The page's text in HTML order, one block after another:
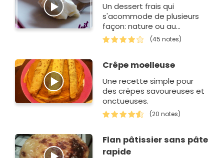
Un dessert frais qui
s'acommode de plusieurs
façon: nature ou au
caramel ! C'est selon vos
goûts...
(45 notes)
Crêpe moelleuse
Une recette simple pour
des crêpes savoureuses et
onctueuses.
(20 notes)
Flan pâtissier sans pâte
rapide